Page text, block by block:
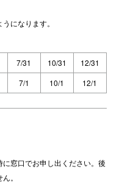
になります。
7/31 10/31
12/31
7/1 10/1 12/1
窓口でお申し出ください。後
。